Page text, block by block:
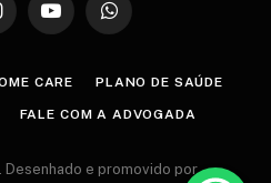
YouTubeWhatsApp
CARE PLANO DE SAÚDE
FALE COM A ADVOGADA
e promovido por